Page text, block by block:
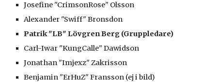
Josefine "CrimsonRose" Olsson
Alexander "Swiff" Bronsdon
Patrik "LB" Lövgren Berg (Gruppledare)
Carl-Iwar "KungCalle" Dawidson
Jonathan "Imjexz" Zakrisson
Benjamin "ErHuZ" Fransson (ej i bild)